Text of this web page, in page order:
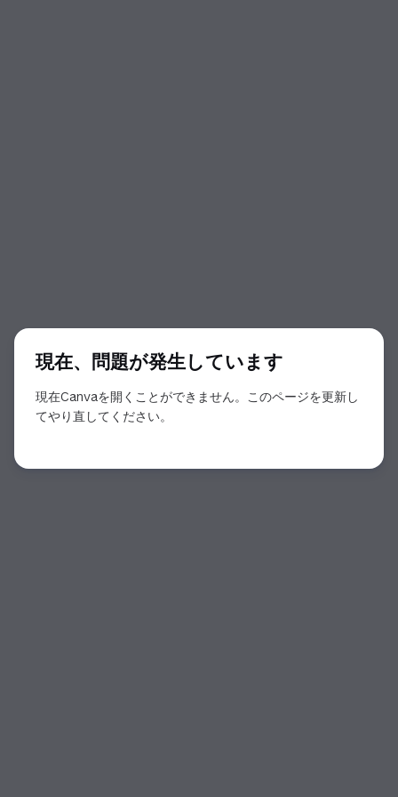
現在、問題が発生しています
現在Canvaを開くことができません。このページを更新し
てやり直してください。